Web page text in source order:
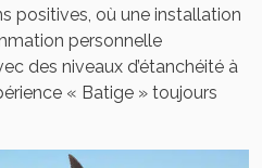
positives, où une installation
personnelle
des niveaux d’étanchéité à
« Batige » toujours